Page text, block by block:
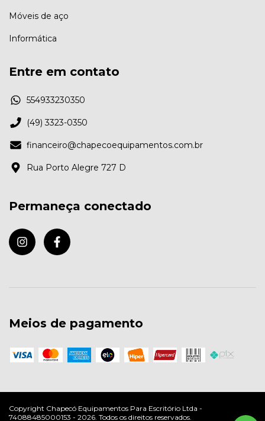
Móveis de aço
Informática
Entre em contato
554933230350
(49) 3323-0350
financeiro@chapecoequipamentos.com.br
Rua Porto Alegre 727 D
Permaneça conectado
Meios de pagamento
Copyright Chapecó Equipamentos Para Escritório Ltda -
74088485000153 - 2026. Todos os direitos reservados.